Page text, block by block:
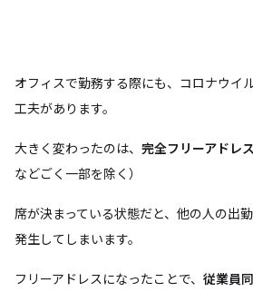
オフィスで勤務する際にも、コロナウイ
工夫があります。
大きく変わったのは、 完全フリーアドレ
などごく一部を除く）
席が決まっている状態だと、他の人の出
発生してしまいます。
フリーアドレスになったことで、 従業員